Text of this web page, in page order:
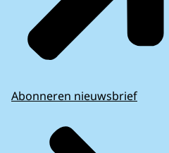
Abonneren nieuwsbrief